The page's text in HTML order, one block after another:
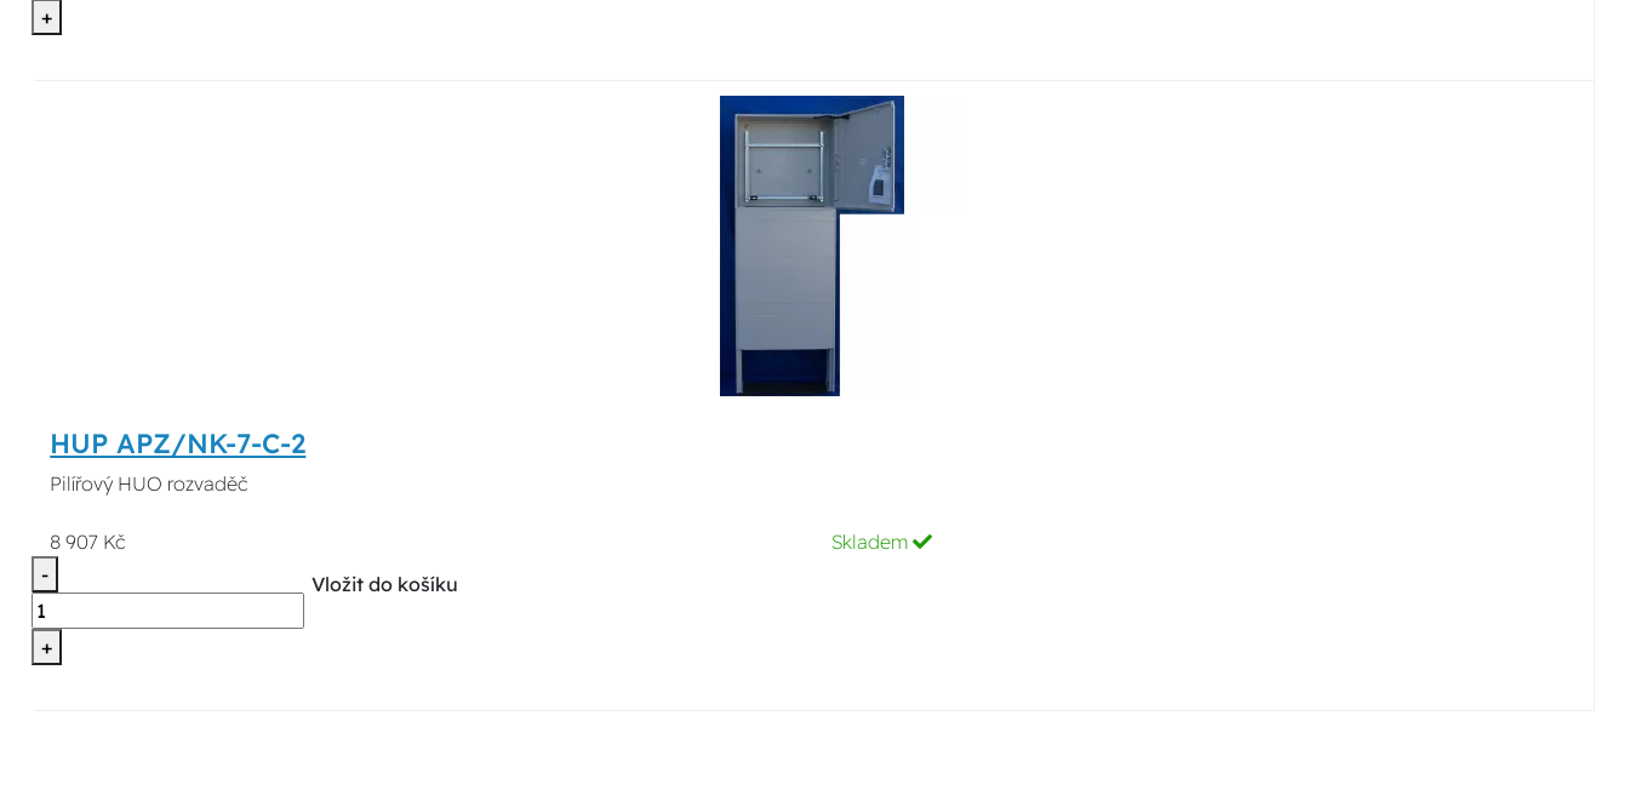
+
HUP APZ/NK-7-C-2
Pilířový HUO rozvaděč
8 907 Kč
Skladem
-
+
Vložit do košíku